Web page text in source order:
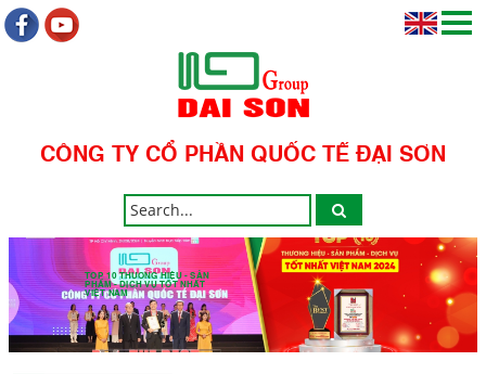
CÔNG TY CỔ PHẦN QUỐC TẾ ĐẠI SƠN
TOP 10 THƯƠNG HIỆU - SẢN
PHẨM - DỊCH VỤ TỐT NHẤT
VIỆT NAM